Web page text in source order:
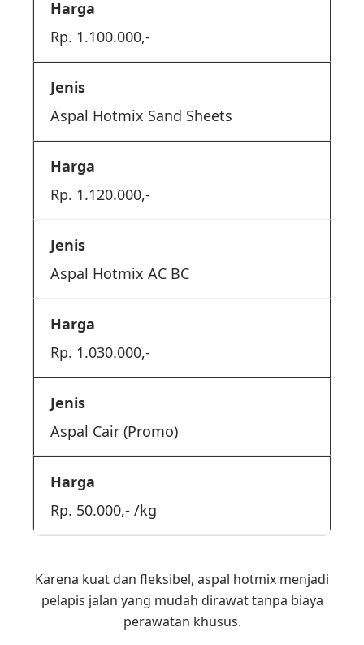
Rp. 1.100.000,-
Aspal Hotmix Sand Sheets
Rp. 1.120.000,-
Aspal Hotmix AC BC
Rp. 1.030.000,-
Aspal Cair (Promo)
Rp. 50.000,- /kg
Karena kuat dan fleksibel, aspal hotmix menjadi
pelapis jalan yang mudah dirawat tanpa biaya
perawatan khusus.